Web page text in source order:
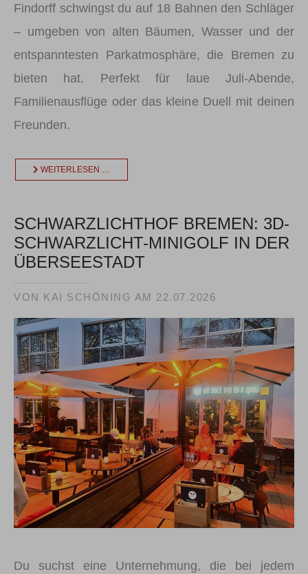
Findorff schwingst du auf 18 Bahnen den Schläger
– umgeben von alten Bäumen, Wasser und der
entspanntesten Parkatmosphäre, die Bremen zu
bieten hat. Perfekt für laue Juli-Abende,
Familienausflüge oder das kleine Duell mit deinen
Freunden.
WEITERLESEN …
SCHWARZLICHTHOF BREMEN: 3D-
SCHWARZLICHT-MINIGOLF IN DER
ÜBERSEESTADT
VON KAI SCHÖNING AM 22.07.2026
Du suchst eine Unternehmung, die bei jedem